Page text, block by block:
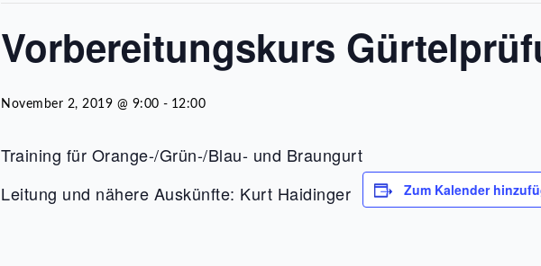
Vorbereitungskurs
November 2, 2019 @ 9:00 - 12:00
Training für Orange-/Grün-/Blau- und Braungurt
Leitung und nähere Auskünfte: Kurt Haidinger
Zum Kalender